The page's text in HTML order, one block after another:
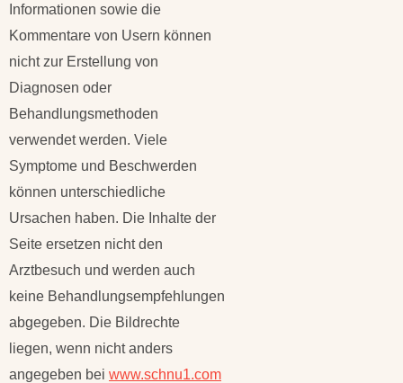
Informationen sowie die
Kommentare von Usern können
nicht zur Erstellung von
Diagnosen oder
Behandlungsmethoden
verwendet werden. Viele
Symptome und Beschwerden
können unterschiedliche
Ursachen haben. Die Inhalte der
Seite ersetzen nicht den
Arztbesuch und werden auch
keine Behandlungsempfehlungen
abgegeben. Die Bildrechte
liegen, wenn nicht anders
angegeben bei www.schnu1.com